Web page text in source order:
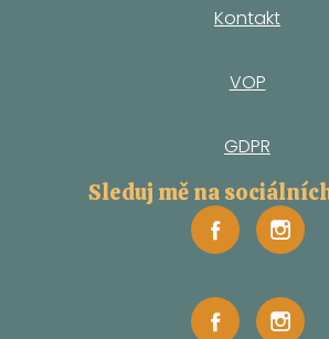
Kontakt
VOP
GDPR
Sleduj mě na